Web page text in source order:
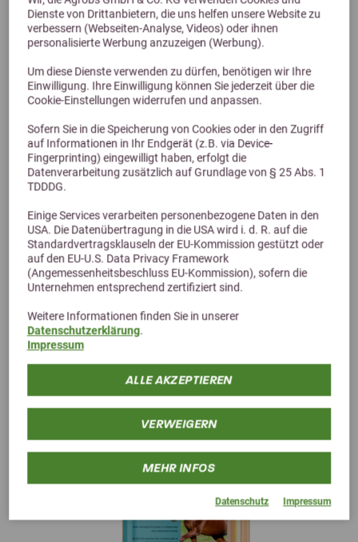
Dienste von Drittanbietern, die uns helfen unsere Website zu
verbessern (Webseiten-Analyse, Videos) oder ihnen
personalisierte Werbung anzuzeigen (Werbung).
Um diese Dienste verwenden zu dürfen, benötigen wir Ihre
Einwilligung. Ihre Einwilligung können Sie jederzeit über die
Cookie-Einstellungen widerrufen und anpassen.
Sofern Sie in die Speicherung von Cookies oder in den Zugriff
auf Informationen in Ihr Endgerät (z.B. via Device-
Fingerprinting) eingewilligt haben, erfolgt die
Datenverarbeitung zusätzlich auf Grundlage von § 25 Abs. 1
TDDDG.
Einige Services verarbeiten personenbezogene Daten in den
USA. Die Datenübertragung in die USA wird i. d. R. auf die
Standardvertragsklauseln der EU-Kommission gestützt oder
auf den EU-U.S. Data Privacy Framework
(Angemessenheitsbeschluss EU-Kommission), sofern die
Unternehmen entsprechend zertifiziert sind.
Weitere Informationen finden Sie in unserer
Datenschutzerklärung.
Impressum
ALLE AKZEPTIEREN
VERWEIGERN
MEHR INFOS
Datenschutz Impressum
PerNaturam Silbercreme 100ml
15,70 €
Previous
Alternative Produkte